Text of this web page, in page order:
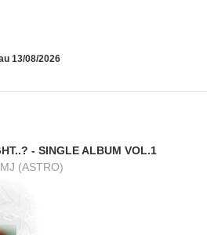
13/08/2026
- SINGLE ALBUM VOL.1
MJ (ASTRO)